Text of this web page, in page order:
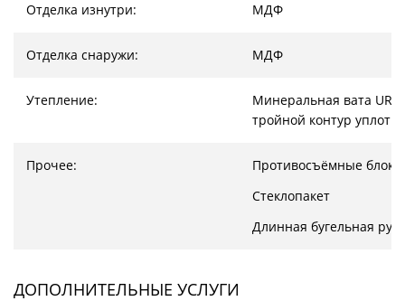
Отделка изнутри: МДФ
Отделка снаружи: МДФ
Утепление:
Минеральная вата
тройной контур
Прочее:
Противосъёмные
Стеклопакет
Длинная бугельная
ДОПОЛНИТЕЛЬНЫЕ УСЛУГИ